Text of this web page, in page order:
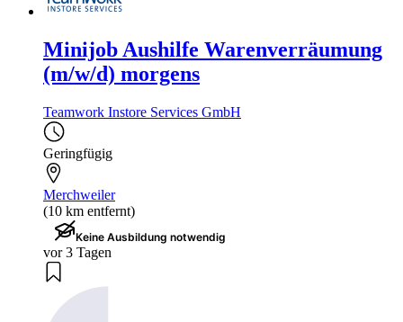
Minijob Aushilfe Warenverräumung
(m/w/d) morgens
Teamwork Instore Services GmbH
Geringfügig
Merchweiler
(10 km entfernt)
Keine Ausbildung notwendig
vor 3 Tagen